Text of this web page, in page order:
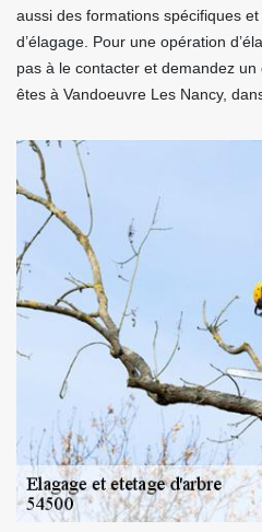
aussi des formations spécifiques
d’élagage. Pour une opération
pas à le contacter et demandez
êtes à Vandoeuvre Les Nancy,